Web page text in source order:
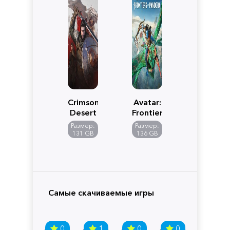
Crimson
Desert
Размер:
131 GB
Avatar:
Frontiers
of
Pandora
Размер:
136 GB
Самые скачиваемые игры